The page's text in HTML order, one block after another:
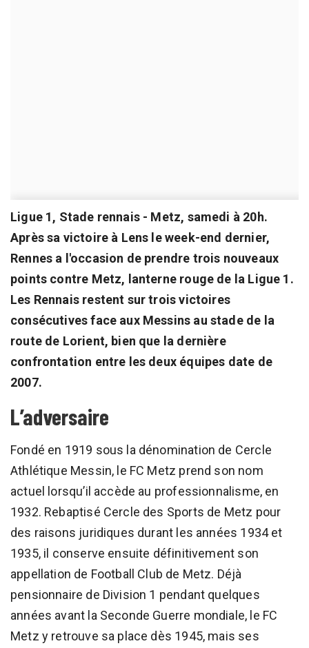
Ligue 1, Stade rennais - Metz, samedi à 20h.
Après sa victoire à Lens le week-end dernier,
Rennes a l'occasion de prendre trois nouveaux
points contre Metz, lanterne rouge de la Ligue 1.
Les Rennais restent sur trois victoires
consécutives face aux Messins au stade de la
route de Lorient, bien que la dernière
confrontation entre les deux équipes date de
2007.
L’adversaire
Fondé en 1919 sous la dénomination de Cercle
Athlétique Messin, le FC Metz prend son nom
actuel lorsqu’il accède au professionnalisme, en
1932. Rebaptisé Cercle des Sports de Metz pour
des raisons juridiques durant les années 1934 et
1935, il conserve ensuite définitivement son
appellation de Football Club de Metz. Déjà
pensionnaire de Division 1 pendant quelques
années avant la Seconde Guerre mondiale, le FC
Metz y retrouve sa place dès 1945, mais ses